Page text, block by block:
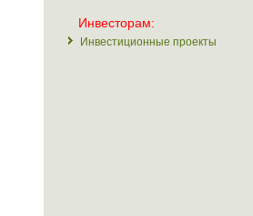
Инвесторам:
Инвестиционные проекты